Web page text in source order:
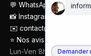
💬 WhatsApp
📸 Instagram
✉️ contact@plombier-
⭐ Nos avis Google (5/5 ·
Lun-Ven 8h-18hDemander